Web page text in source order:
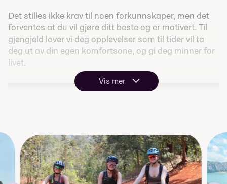
Det stilles ikke krav til noen forkunnskaper, men det
forventes at du vil gjøre ditt beste og er motivert. Til
gjengjeld lover vi deg opplevelser som til tider vil ta
deg ut av din egen komfortsone, og gi deg minner for
livet.
Vis mer